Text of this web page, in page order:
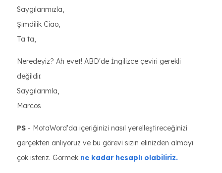
Saygılarımızla,
Şimdilik Ciao,
Ta ta,
Neredeyiz? Ah evet! ABD'de İngilizce çeviri gerekli
değildir.
Saygılarımla,
Marcos
PS - MotaWord'da içeriğinizi nasıl yerelleştireceğinizi
gerçekten anlıyoruz ve bu görevi sizin elinizden almayı
çok isteriz. Görmek ne kadar hesaplı olabiliriz.